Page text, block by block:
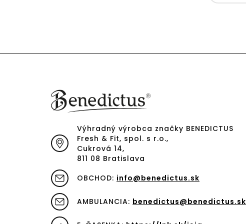
Výhradný výrobca značky BENEDICTUS
Fresh & Fit, spol. s r.o.,
Cukrová 14,
811 08 Bratislava
OBCHOD: info@benedictus.sk
AMBULANCIA: benedictus@benedictus.sk